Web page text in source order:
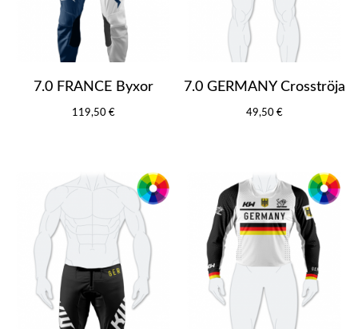
7.0 FRANCE Byxor
119,50 €
7.0 GERMANY Crosströja
49,50 €